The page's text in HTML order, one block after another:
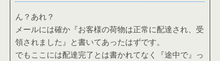
ん？あれ？
メールには確か『お客様の荷物は正常に配達され、受
領されました』と書いてあったはずです。
でもここには配達完了とは書かれてなく『途中で』っ